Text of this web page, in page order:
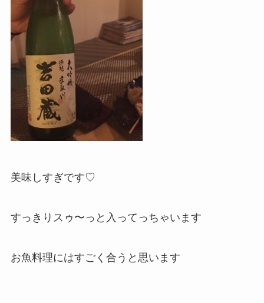
美味しすぎです♡
すっきりスゥ〜っと入ってっちゃいます
お魚料理にはすごく合うと思います